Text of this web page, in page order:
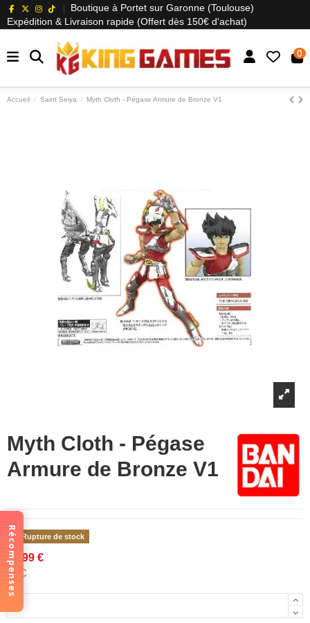
Boutique à Portet sur Garonne (Toulouse)
Expédition & Livraison rapide (Offert dès 150€ d'achat)
0
Accueil Saint Seiya Myth Cloth - Pégase Armure de Bronze V1
Myth Cloth - Pégase
Armure de Bronze V1
Rupture de stock
54,99 €
TTC
Récompenses